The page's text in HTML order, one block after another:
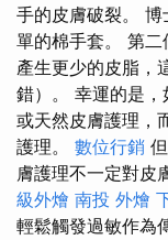
手的皮膚破裂。 博
單的棉手套。 第
產生更少的皮脂，
錯）。 幸運的是
或天然皮膚護理，
護理。 數位行銷
膚護理不一定對皮
級外燴 南投 外燴
輕鬆觸發過敏作為